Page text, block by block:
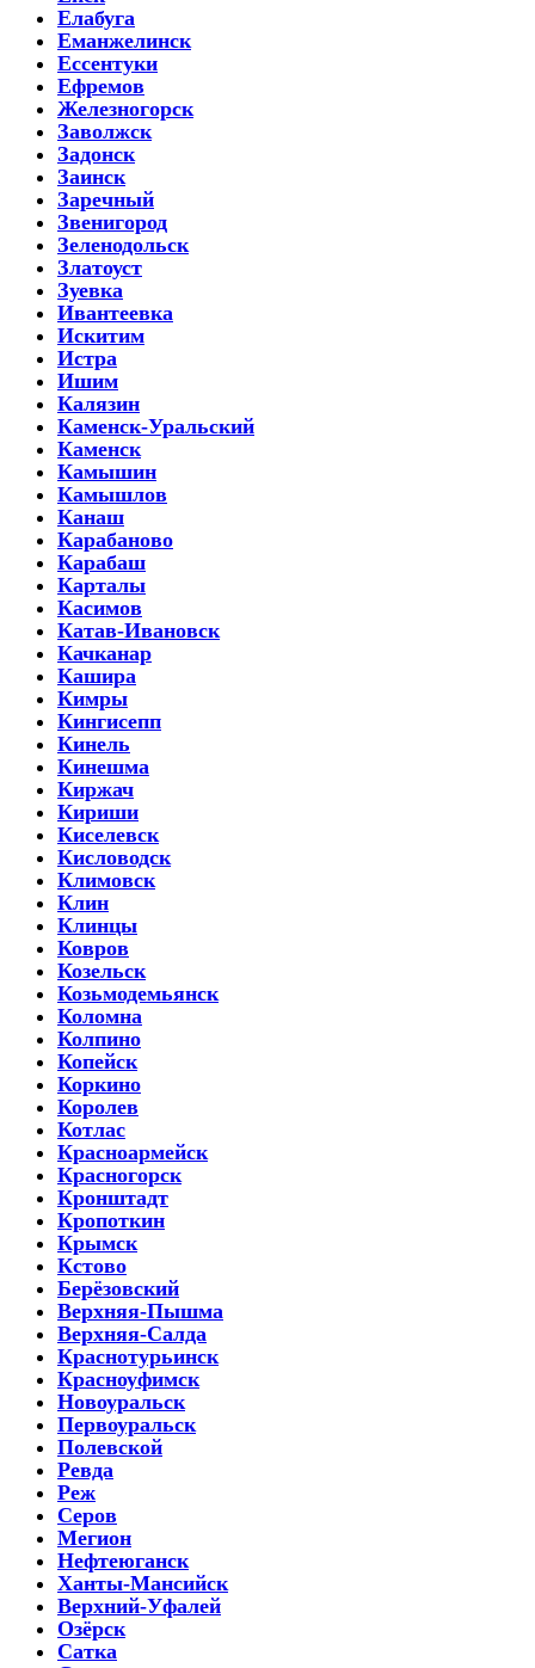
Елабуга
Еманжелинск
Ессентуки
Ефремов
Железногорск
Заволжск
Задонск
Заинск
Заречный
Звенигород
Зеленодольск
Златоуст
Зуевка
Ивантеевка
Искитим
Истра
Ишим
Калязин
Каменск-Уральский
Каменск
Камышин
Камышлов
Канаш
Карабаново
Карабаш
Карталы
Касимов
Катав-Ивановск
Качканар
Кашира
Кимры
Кингисепп
Кинель
Кинешма
Киржач
Кириши
Киселевск
Кисловодск
Климовск
Клин
Клинцы
Ковров
Козельск
Козьмодемьянск
Коломна
Колпино
Копейск
Коркино
Королев
Котлас
Красноармейск
Красногорск
Кронштадт
Кропоткин
Крымск
Кстово
Берёзовский
Верхняя-Пышма
Верхняя-Салда
Краснотурьинск
Красноуфимск
Новоуральск
Первоуральск
Полевской
Ревда
Реж
Серов
Мегион
Нефтеюганск
Ханты-Мансийск
Верхний-Уфалей
Озёрск
Сатка